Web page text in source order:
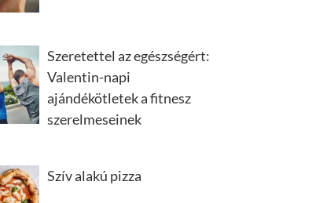
Szeretettel az egészségért:
Valentin-napi
ajándékötletek a fitnesz
szerelmeseinek
Szív alakú pizza